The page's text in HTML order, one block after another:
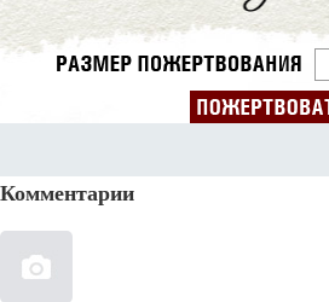
Комментарии